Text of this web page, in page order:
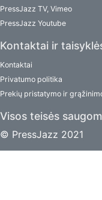
PressJazz TV, Vimeo
PressJazz Youtube
Kontaktai ir
Kontaktai
Privatumo politika
Prekių pristatymo ir
Visos teisės
© PressJazz 2021